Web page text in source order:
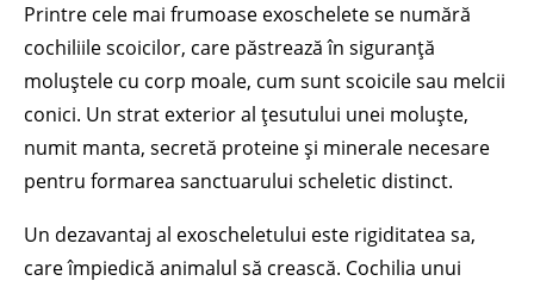
Printre cele mai frumoase exoschelete se numără
cochiliile scoicilor, care păstrează în siguranță
moluștele cu corp moale, cum sunt scoicile sau melcii
conici. Un strat exterior al țesutului unei moluște,
numit manta, secretă proteine și minerale necesare
pentru formarea sanctuarului scheletic distinct.
Un dezavantaj al exoscheletului este rigiditatea sa,
care împiedică animalul să crească. Cochilia unui